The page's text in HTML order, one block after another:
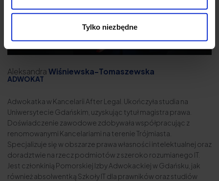
Tylko niezbędne
Aleksandra Wiśniewska-Tomaszewska
ADWOKAT
Adwokatka w Kancelarii After Legal. Ukończyła studia na
Uniwersytecie Gdańskim, uzyskując tytuł magistra prawa.
Doświadczenie zawodowe zdobywała współpracując z
renomowanymi Kancelariami na terenie Trójmiasta.
Specjalizuje się w obszarze prawa własności intelektualnej oraz
doradztwie na rzecz podmiotów z szeroko rozumianego IT.
Jest członkinią Pomorskiej Izby Adwokackiej w Gdańsku, jak
również absolwentką Szkoły IT dla prawnikóworaz studiów